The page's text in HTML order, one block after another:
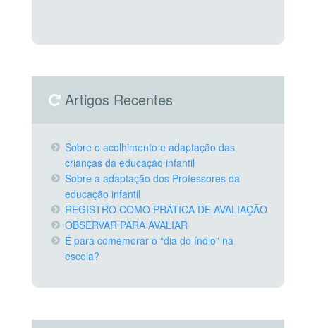
Artigos Recentes
Sobre o acolhimento e adaptação das
crianças da educação infantil
Sobre a adaptação dos Professores da
educação infantil
REGISTRO COMO PRÁTICA DE AVALIAÇÃO
OBSERVAR PARA AVALIAR
É para comemorar o “dia do índio” na
escola?